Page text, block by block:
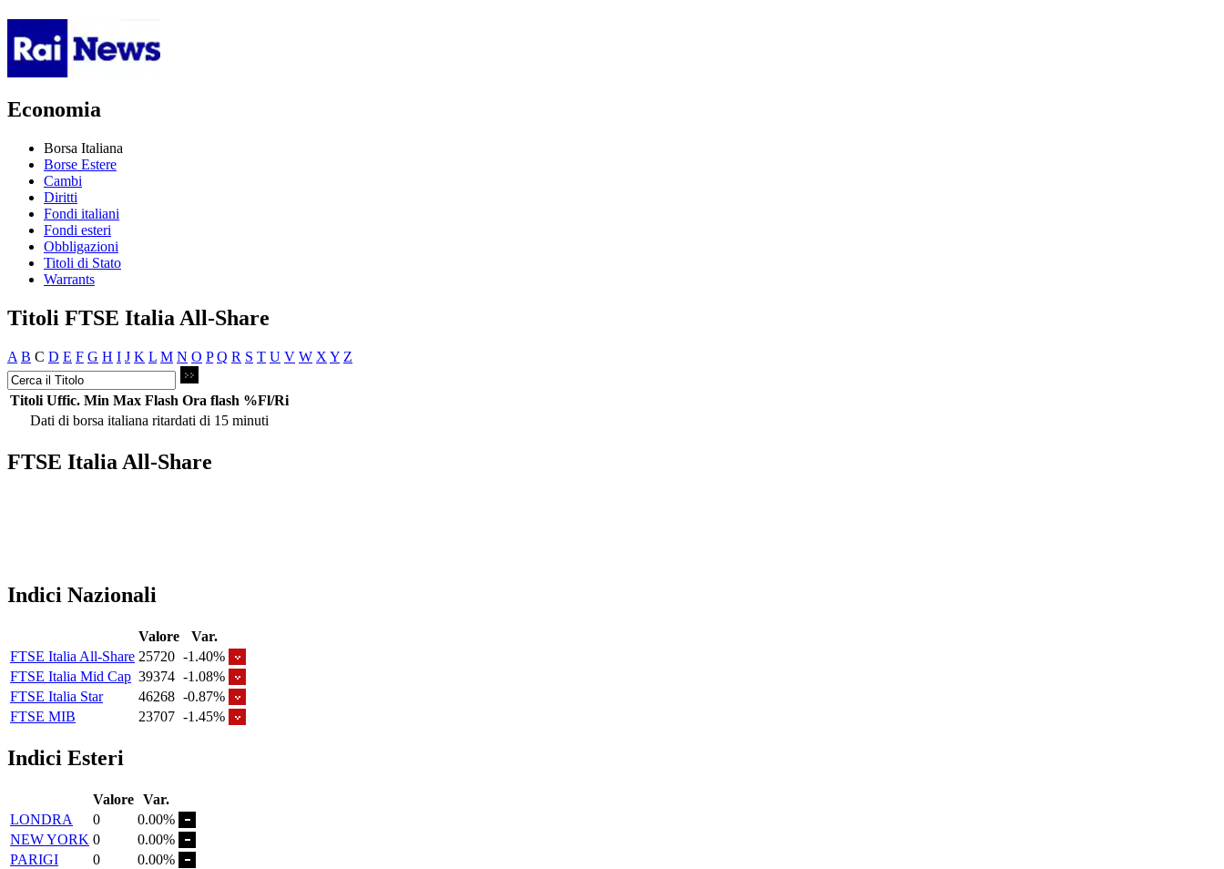
Economia
Borsa Italiana
Borse Estere
Cambi
Diritti
Fondi italiani
Fondi esteri
Obbligazioni
Titoli di Stato
Warrants
Titoli FTSE Italia All-Share
A B C D E F G H I J K L M N O P Q R S T U V W X Y Z
Titoli Uffic. Min Max Flash Ora flash %Fl/Ri
Dati di borsa italiana ritardati di 15 minuti
FTSE Italia All-Share
Indici Nazionali
Valore
Var.
FTSE Italia All-Share 25720 -1.40%
FTSE Italia Mid Cap 39374 -1.08%
FTSE Italia Star
46268 -0.87%
FTSE MIB
23707 -1.45%
Indici Esteri
Valore Var.
LONDRA
0
0.00%
NEW YORK 0
0.00%
PARIGI
0
0.00%